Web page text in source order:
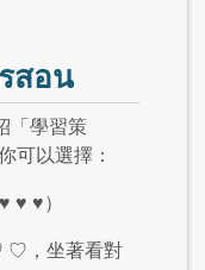
สอน
「學習策
可以選擇：
♥ ♥）
♡，坐著看對